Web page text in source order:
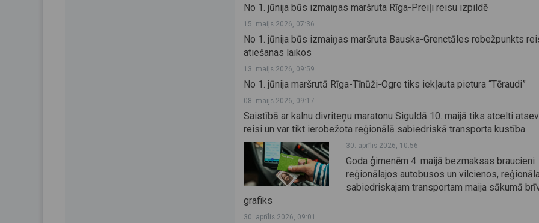
No 1. jūnija būs izmaiņas maršruta Rīga-Preiļi reisu izpildē
15. maijs 2026, 07:36
No 1. jūnija būs izmaiņas maršruta Bauska-Grenctāles robežpunkts
atiešanas laikos
13. maijs 2026, 09:59
No 1. jūnija maršrutā Rīga-Tīnūži-Ogre tiks iekļauta pietura “Tēraudi”
08. maijs 2026, 09:17
Saistībā ar kalnu divriteņu maratonu Siguldā 10. maijā tiks atcelti
reisi un var tikt ierobežota reģionālā sabiedriskā transporta kustība
30. aprīlis 2026, 10:56
Goda ģimenēm 4. maijā bezmaksas braucieni
reģionālajos autobusos un vilcienos,
sabiedriskajam transportam maija sākumā
grafiks
30. aprīlis 2026, 09:01